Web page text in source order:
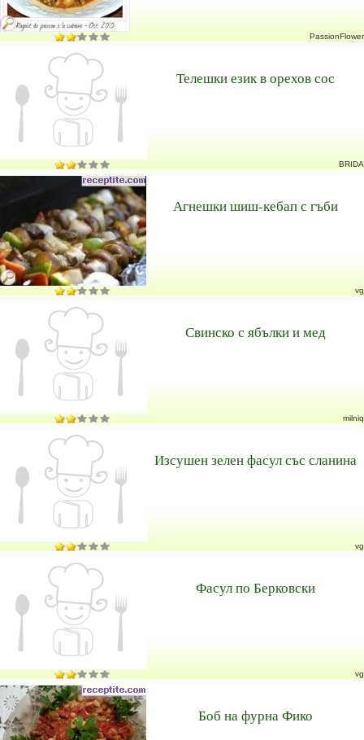
PassionFlower
Телешки език в орехов сос
BRIDA
Агнешки шиш-кебап с гъби
vg
Свинско с ябълки и мед
milniq
Изсушен зелен фасул със сланина
vg
Фасул по Берковски
vg
Боб на фурна Фико